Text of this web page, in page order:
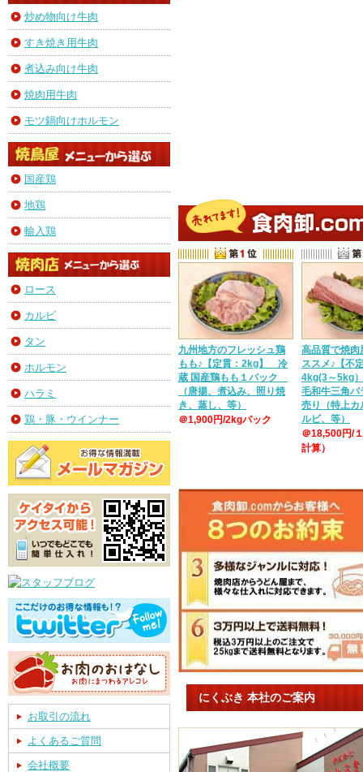
炒め物向け牛肉
すき焼き用牛肉
煮込み向け牛肉
焼肉用牛肉
モツ鍋向けホルモン
国産鶏
地鶏
輸入鶏
ロース
カルビ
タン
ホルモン
ハラミ
鶏・豚・ウインナー
お取引の流れ
よくあるご質問
会社概要
九州地方のフレッシュ鶏
もも♪【定貫：2kg】 冷
蔵 国産鶏もも１パック
（唐揚、煮込み、照り焼
き、蒸し、等）
＠1,900円/2kgパック
高品質で焼肉
ススメ♪【不
4kg(3～5kg
毛和牛三角バ
売り（特上カ
ルビ、等）
＠18,500円/
計算）
にくぶき 本社のご案内